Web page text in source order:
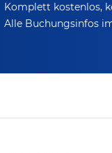
Komplett kostenlos,
Alle Buchungsinfos